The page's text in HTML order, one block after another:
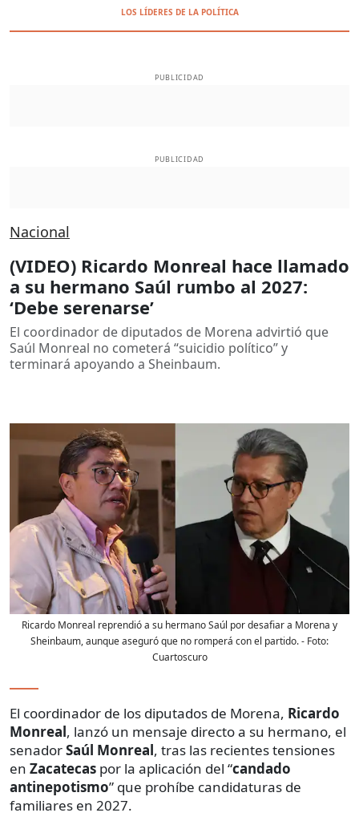
LOS LÍDERES DE LA POLÍTICA
PUBLICIDAD
PUBLICIDAD
Nacional
(VIDEO) Ricardo Monreal hace llamado
a su hermano Saúl rumbo al 2027:
‘Debe serenarse’
El coordinador de diputados de Morena advirtió que
Saúl Monreal no cometerá “suicidio político” y
terminará apoyando a Sheinbaum.
Ricardo Monreal reprendió a su hermano Saúl por desafiar a Morena y
Sheinbaum, aunque aseguró que no romperá con el partido.- Foto:
Cuartoscuro
El coordinador de los diputados de Morena, Ricardo
Monreal, lanzó un mensaje directo a su hermano, el
senadorSaúl Monreal, tras las recientes tensiones
en Zacatecas por la aplicación del “candado
antinepotismo” que prohíbe candidaturas de
familiares en 2027.